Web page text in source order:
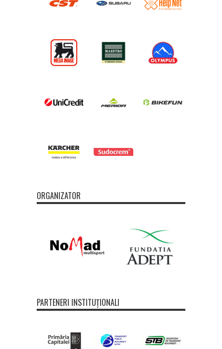
ORGANIZATOR
PARTENERI INSTITUȚIONALI